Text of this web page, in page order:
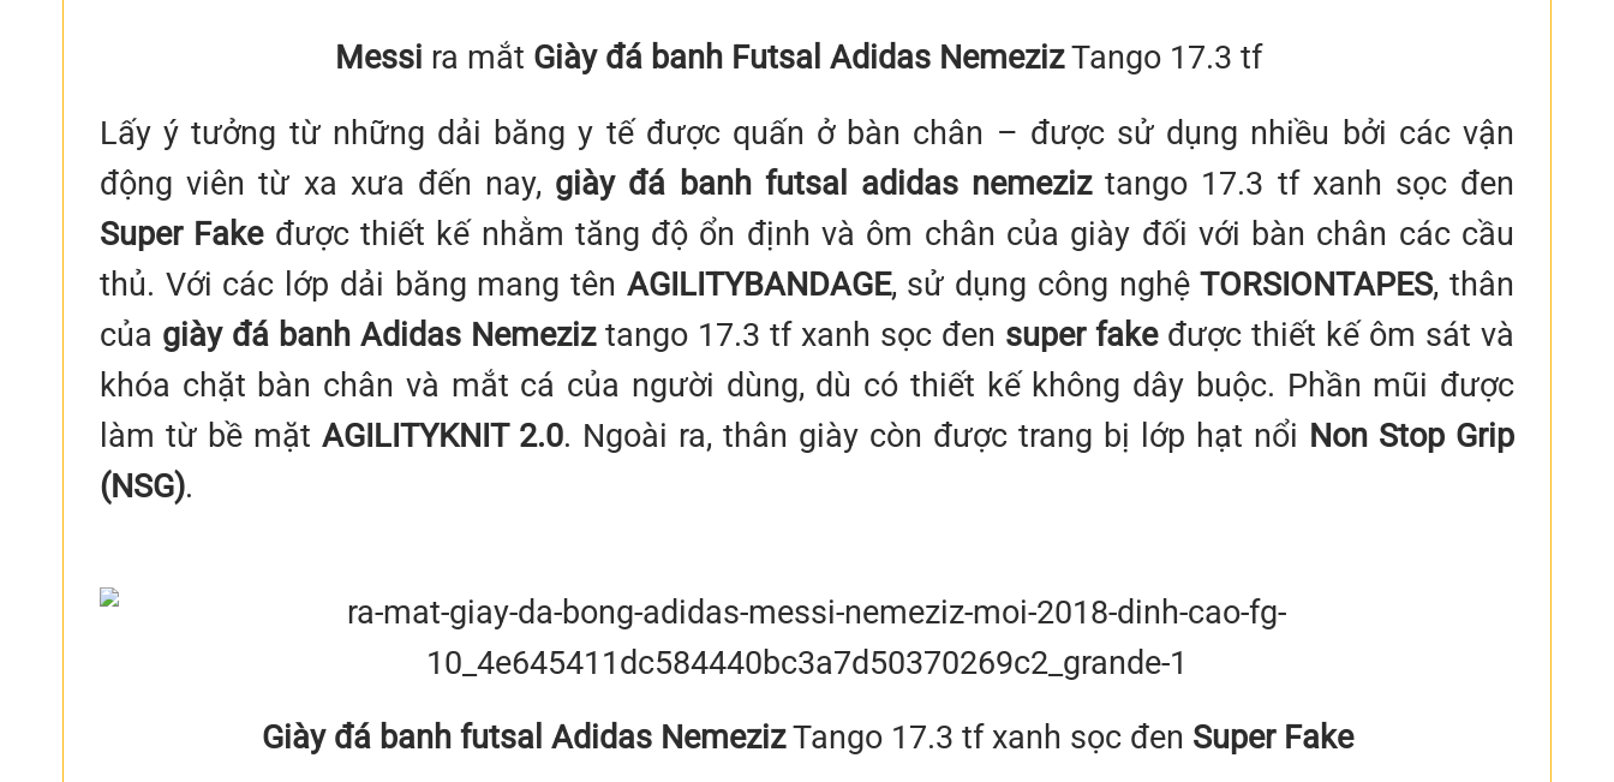
Messi ra mắt Giày đá banh Futsal Adidas NemezizTango 17.3 tf
Lấy ý tưởng từ những dải băng y tế được quấn ở bàn chân – được sử dụng nhiều bởi các vận
động viên từ xa xưa đến nay, giày đá banh futsal adidas nemeziztango 17.3 tf xanh sọc đen
Super Fakeđược thiết kế nhằm tăng độ ổn định và ôm chân của giày đối với bàn chân các cầu
thủ. Với các lớp dải băng mang tên AGILITYBANDAGE, sử dụng công nghệTORSIONTAPES, thân
của giày đá banh Adidas Nemeziztango 17.3 tf xanh sọc đen super fakeđược thiết kế ôm sát và
khóa chặt bàn chân và mắt cá của người dùng, dù có thiết kế không dây buộc. Phần mũi được
làm từ bề mặt AGILITYKNIT 2.0. Ngoài ra, thân giày còn được trang bị lớp hạt nổi Non Stop Grip
(NSG).
Giày đá banh futsal Adidas NemezizTango 17.3 tf xanh sọc đen Super Fake